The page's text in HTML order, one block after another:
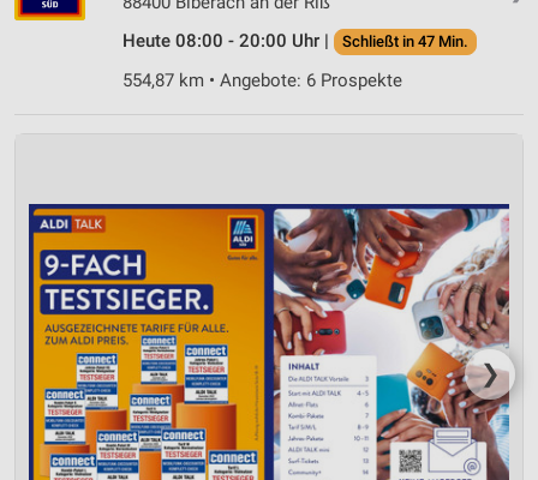
Heute 08:00 - 20:00 Uhr |
Schließt in 47 Min.
554,87 km • Angebote: 6 Prospekte
❯
Notwendig